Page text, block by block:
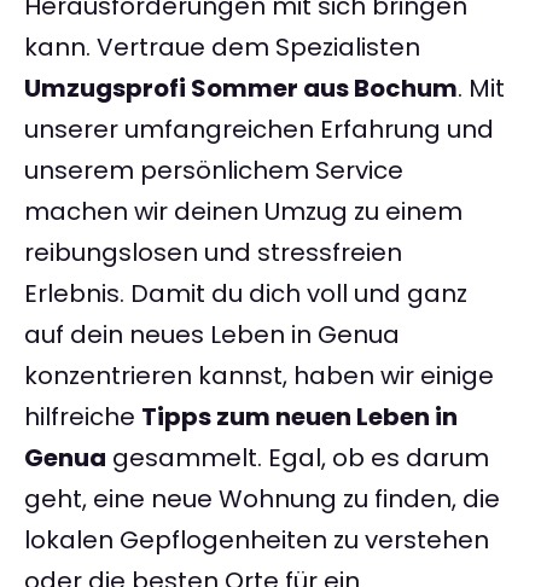
kann. Vertraue dem Spezialisten
Umzugsprofi Sommer aus Bochum. Mit
unserer umfangreichen Erfahrung und
unserem persönlichem Service
machen wir deinen Umzug zu einem
reibungslosen und stressfreien
Erlebnis. Damit du dich voll und ganz
auf dein neues Leben in Genua
konzentrieren kannst, haben wir einige
hilfreiche Tipps zum neuen Leben in
Genua gesammelt. Egal, ob es darum
geht, eine neue Wohnung zu finden, die
lokalen Gepflogenheiten zu verstehen